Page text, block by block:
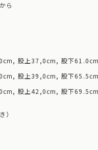
ら
股上37,0cm, 股下
股上39,0cm, 股下
股上42,0cm, 股下
）